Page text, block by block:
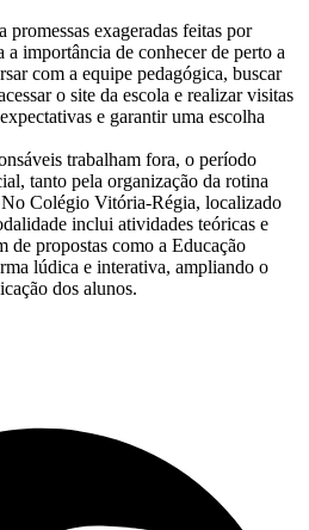
promessas exageradas feitas por
a importância de conhecer de perto a
com a equipe pedagógica, buscar
o site da escola e realizar visitas
e garantir uma escolha
trabalham fora, o período
tanto pela organização da rotina
Colégio Vitória-Régia, localizado
inclui atividades teóricas e
de propostas como a Educação
lúdica e interativa, ampliando o
dos alunos.